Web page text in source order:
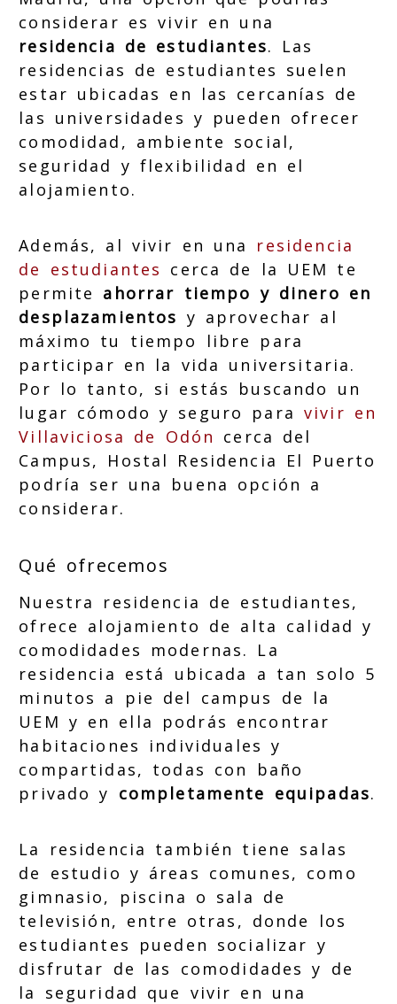
considerar es vivir en una
residencia de estudiantes. Las
residencias de estudiantes suelen
estar ubicadas en las cercanías de
las universidades y pueden ofrecer
comodidad, ambiente social,
seguridad y flexibilidad en el
alojamiento.
Además, al vivir en una residencia
de estudiantes cerca de la UEM te
permite ahorrar tiempo y dinero en
desplazamientos y aprovechar al
máximo tu tiempo libre para
participar en la vida universitaria.
Por lo tanto, si estás buscando un
lugar cómodo y seguro para vivir en
Villaviciosa de Odón cerca del
Campus, Hostal Residencia El Puerto
podría ser una buena opción a
considerar.
Qué ofrecemos
Nuestra residencia de estudiantes,
ofrece alojamiento de alta calidad y
comodidades modernas. La
residencia está ubicada a tan solo 5
minutos a pie del campus de la
UEM y en ella podrás encontrar
habitaciones individuales y
compartidas, todas con baño
privado y completamente equipadas.
La residencia también tiene salas
de estudio y áreas comunes, como
gimnasio, piscina o sala de
televisión, entre otras, donde los
estudiantes pueden socializar y
disfrutar de las comodidades y de
la seguridad que vivir en una